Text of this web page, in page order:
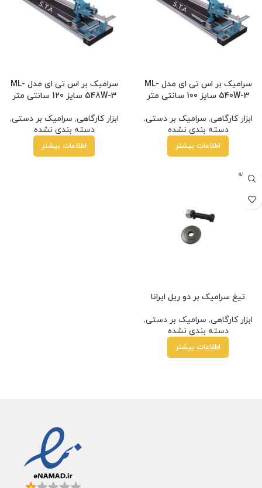
سرامیک بر اس تی ای مدل ML-
540W-3 سایز 100 سانتی متر
ابزار کارگاهی, سرامیک بر دستی,
دسته بندی نشده
اطلاعات بیشتر
سرامیک بر اس تی ای مدل ML-
548W-3 سایز 120 سانتی متر
ابزار کارگاهی, سرامیک بر دستی,
دسته بندی نشده
اطلاعات بیشتر
فروخته
شده
تیغ سرامیک بر دو ریل ایرانا
ابزار کارگاهی, سرامیک بر دستی,
دسته بندی نشده
اطلاعات بیشتر